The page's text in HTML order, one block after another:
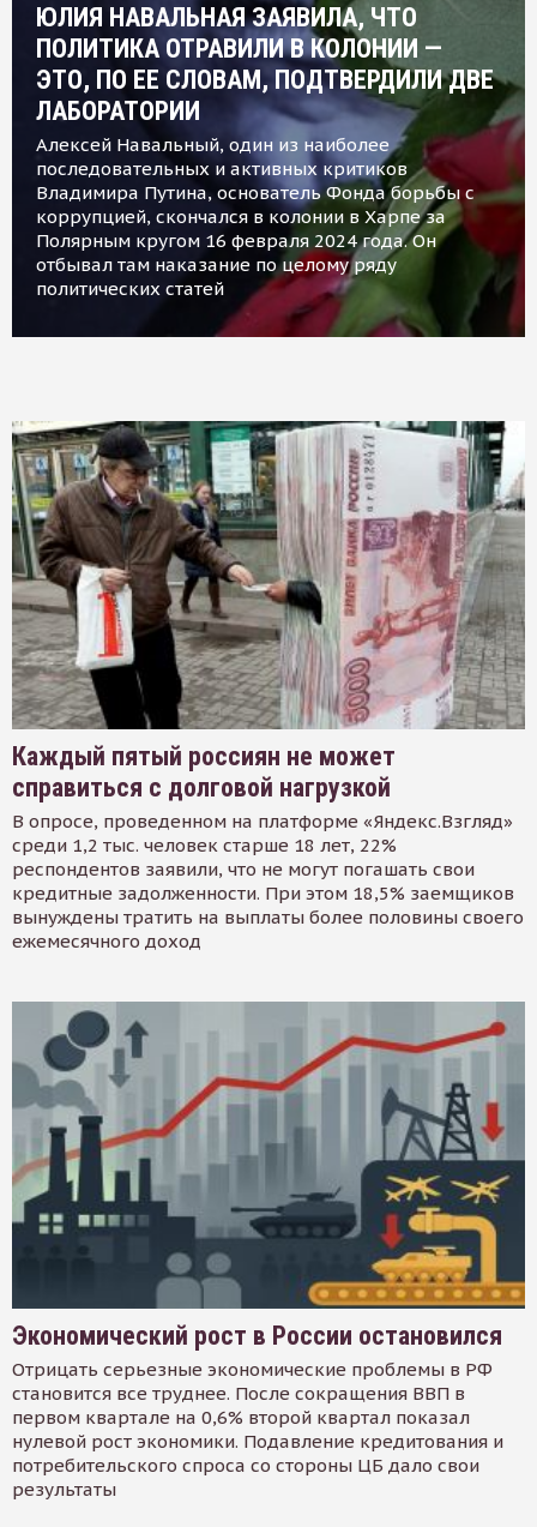
ЮЛИЯ НАВАЛЬНАЯ ЗАЯВИЛА, ЧТО
ПОЛИТИКА ОТРАВИЛИ В КОЛОНИИ —
ЭТО, ПО ЕЕ СЛОВАМ, ПОДТВЕРДИЛИ ДВЕ
ЛАБОРАТОРИИ
Алексей Навальный, один из наиболее
последовательных и активных критиков
Владимира Путина, основатель Фонда борьбы с
коррупцией, скончался в колонии в Харпе за
Полярным кругом 16 февраля 2024 года. Он
отбывал там наказание по целому ряду
политических статей
Каждый пятый россиян не может
справиться с долговой нагрузкой
В опросе, проведенном на платформе «Яндекс.Взгляд»
среди 1,2 тыс. человек старше 18 лет, 22%
респондентов заявили, что не могут погашать свои
кредитные задолженности. При этом 18,5% заемщиков
вынуждены тратить на выплаты более половины своего
ежемесячного доход
Экономический рост в России остановился
Отрицать серьезные экономические проблемы в РФ
становится все труднее. После сокращения ВВП в
первом квартале на 0,6% второй квартал показал
нулевой рост экономики. Подавление кредитования и
потребительского спроса со стороны ЦБ дало свои
результаты